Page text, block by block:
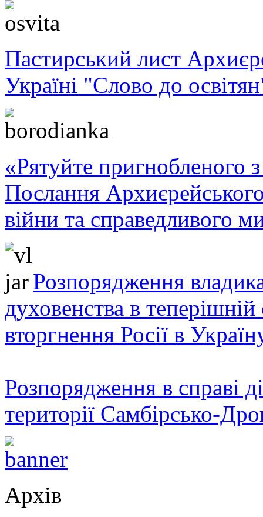
Пастирський лист
Україні "Слово до
«Рятуйте пригнобленого
Послання
війни та справедливого
Розпорядження
духовенства в теперішній
вторгнення Росії в
Розпорядження в справі
території Самбірсько-
Архів